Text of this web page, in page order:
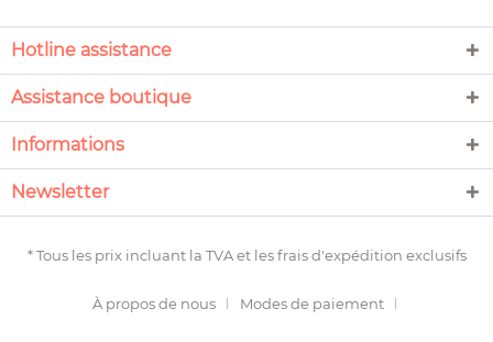
Hotline assistance
Assistance boutique
Informations
Newsletter
* Tous les prix incluant la TVA et lesfrais d'expédition exclusifs
À propos de nous Modes de paiement